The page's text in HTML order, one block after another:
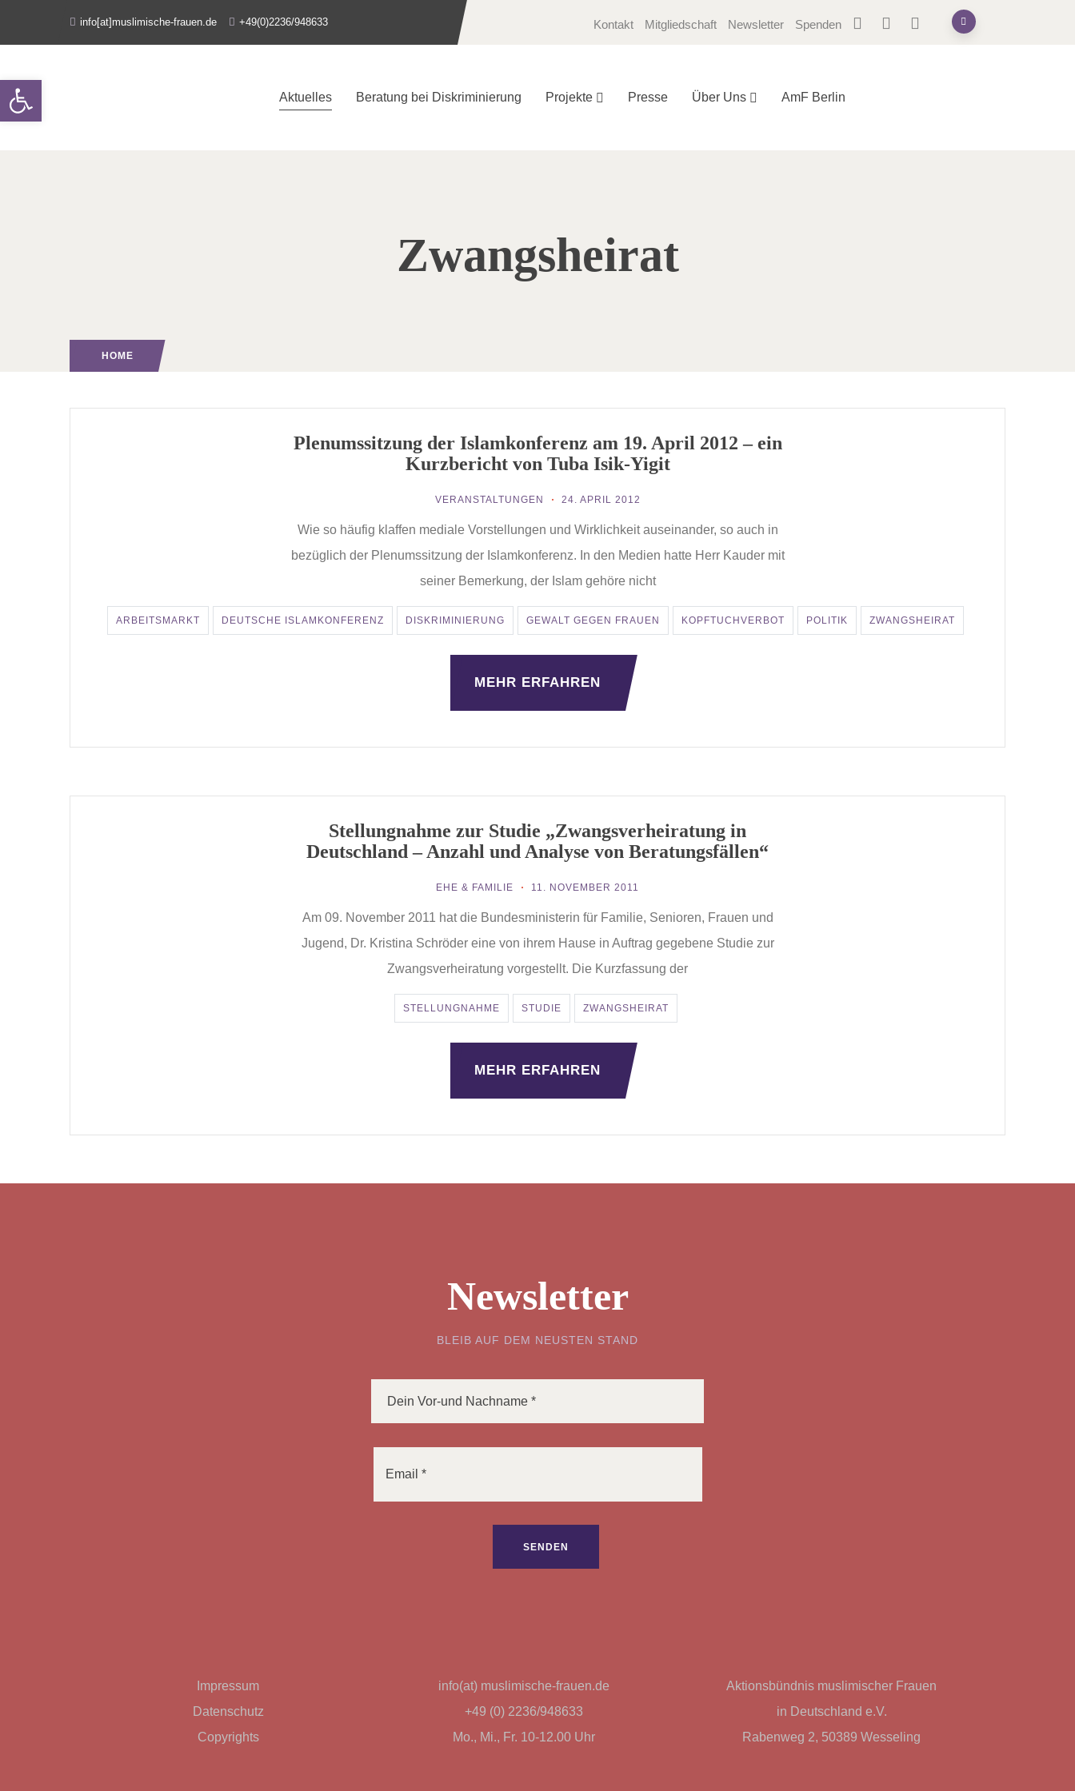
info[at]muslimische-frauen.de +49(0)2236/948633 Kontakt Mitgliedschaft Newsletter Spenden
Aktuelles Beratung bei Diskriminierung Projekte Presse Über Uns AmF Berlin
Zwangsheirat
HOME
Plenumssitzung der Islamkonferenz am 19. April 2012 – ein
Kurzbericht von Tuba Isik-Yigit
VERANSTALTUNGEN 24. APRIL 2012
Wie so häufig klaffen mediale Vorstellungen und Wirklichkeit auseinander, so auch in
bezüglich der Plenumssitzung der Islamkonferenz. In den Medien hatte Herr Kauder mit
seiner Bemerkung, der Islam gehöre nicht
ARBEITSMARKT DEUTSCHE ISLAMKONFERENZ DISKRIMINIERUNG GEWALT GEGEN FRAUEN KOPFTUCHVERBOT POLITIK ZWANGSHEIRAT
MEHR ERFAHREN
Stellungnahme zur Studie „Zwangsverheiratung in
Deutschland – Anzahl und Analyse von Beratungsfällen“
EHE & FAMILIE 11. NOVEMBER 2011
Am 09. November 2011 hat die Bundesministerin für Familie, Senioren, Frauen und
Jugend, Dr. Kristina Schröder eine von ihrem Hause in Auftrag gegebene Studie zur
Zwangsverheiratung vorgestellt. Die Kurzfassung der
STELLUNGNAHME STUDIE ZWANGSHEIRAT
MEHR ERFAHREN
Newsletter
BLEIB AUF DEM NEUSTEN STAND
Impressum
Datenschutz
Copyrights
info(at) muslimische-frauen.de
+49 (0) 2236/948633
Mo., Mi., Fr. 10-12.00 Uhr
Aktionsbündnis muslimischer Frauen
in Deutschland e.V.
Rabenweg 2, 50389 Wesseling
Open toolbar